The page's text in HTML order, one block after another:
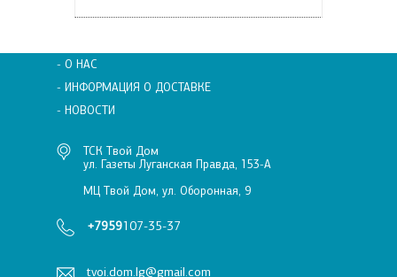
- О НАС
- ИНФОРМАЦИЯ О ДОСТАВКЕ
- НОВОСТИ
ТСК Твой Дом
ул. Газеты Луганская Правда, 153-А
МЦ Твой Дом, ул. Оборонная, 9
+7959107-35-37
tvoi.dom.lg@gmail.com